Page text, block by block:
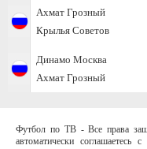
Ахмат Грозный
Крылья Советов
Динамо Москва
Ахмат Грозный
Футбол по ТВ - Все права
автоматически соглашаетесь